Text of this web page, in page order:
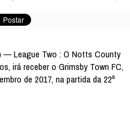
— League Two : O Notts County
irá receber o Grimsby Town FC,
de 2017, na partida da 22ª